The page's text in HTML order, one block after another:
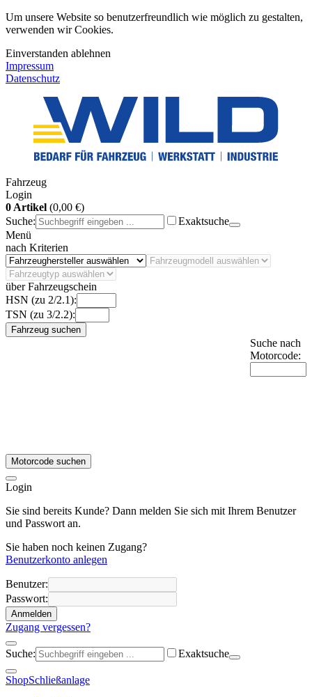
Um unsere Website so benutzerfreundlich wie möglich zu gestalten,
verwenden wir Cookies.
Einverstanden ablehnen
Impressum
Datenschutz
Fahrzeug
Login
0 Artikel (0,00 €)
Suche:
Exaktsuche
Menü
nach Kriterien
über Fahrzeugschein
HSN (zu 2/2.1):
TSN (zu 3/2.2):
Fahrzeug suchen
Suche nach
Motorcode:
Motorcode suchen
Login
Sie sind bereits Kunde? Dann melden Sie sich mit Ihrem Benutzer
und Passwort an.
Sie haben noch keinen Zugang?
Benutzerkonto anlegen
Benutzer:
Passwort:
Anmelden
Zugang vergessen?
Suche: Exaktsuche
ShopSchließanlage